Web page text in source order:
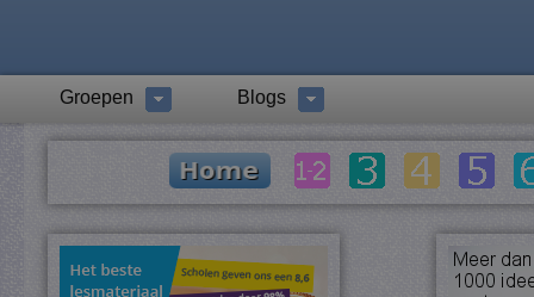
Groepen Blogs